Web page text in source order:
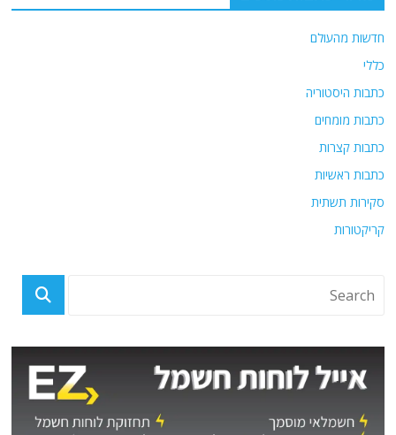
חדשות מהעולם
כללי
כתבות היסטוריה
כתבות מומחים
כתבות קצרות
כתבות ראשיות
סקירות תשתית
קריקטורות